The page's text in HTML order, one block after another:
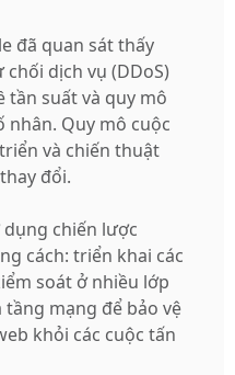
đã quan sát thấy
dịch vụ (DDoS)
tần suất và quy mô
nhân. Quy mô cuộc
và chiến thuật
đổi.
chiến lược
cách: triển khai các
soát ở nhiều lớp
mạng để bảo vệ
khỏi các cuộc tấn